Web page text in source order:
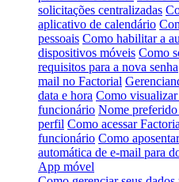
solicitações centralizadas
aplicativo de calendário
pessoais Como habilitar a
dispositivos móveis Como
requisitos para a nova senha
mail no Factorial
data e hora Como visualizar
funcionário Nome
perfil Como acessar
funcionário Como
automática de e-mail para
App móvel